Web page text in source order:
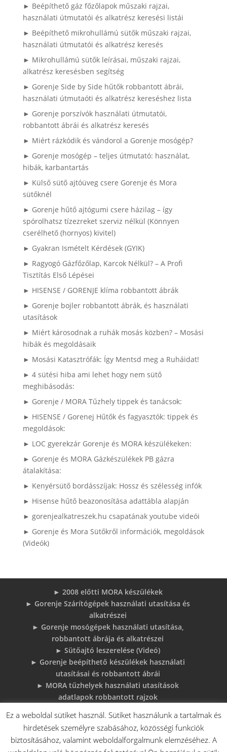
► Beépíthető gáz főzőlapok műszaki rajzai,
használati útmutatói és alkatrész keresési listái
► Beépíthető mikrohullámú sütők műszaki rajzai,
használati útmutatói és alkatrész keresés
► Mikrohullámú sütők leírásai, műszaki rajzai,
alkatrész keresésben segítség
► Gorenje Side by Side hűtők robbantott ábrái,
használati útmutaóti és alkatrész kereséshez lista
► Gorenje porszívók használati útmutatói,
robbantott ábrái és alkatrész keresés
► Miért rázkódik és vándorol a Gorenje mosógép?
► Gorenje mosógép – teljes útmutató: használat,
hibák, karbantartás
► Külső sütő ajtóüveg csere Gorenje és Mora
sütőknél
► Gorenje hűtő ajtógumi csere házilag – így
spórolhatsz tízezreket szerviz nélkül (Könnyen
cserélhető (hornyos) kivitel)
► Gyakran Ismételt Kérdések (GYIK)
► Ragyogó Gázfőzőlap, Karcok Nélkül? – A Profi
Tisztítás Első Lépései
► HISENSE / GORENJE klíma robbantott ábrák
► Gorenje bojler robbantott ábrák, és használati
utasítások
► Miért károsodnak a ruhák mosás közben? – Mosási
hibák és megoldásaik
► Mosási Katasztrófák: Így Mentsd meg a Ruháidat!
► 4 sütési hiba ami lehet hogy nem sütő
meghibásodás:
► Gorenje / MORA Tűzhely tippek és tanácsok:
► HISENSE / Gorenej Hűtők és fagyasztók: tippek és
megoldások:
► LOC gyerekzár Gorenje és MORA készülékeken:
► Gorenje és MORA Gázkészülékek PB gázra
átalakítása:
► Kenyérsütő bordásszíjak: Hossz és szélesség infók
► Hisense hűtő beazonosítása adattábla alapján
► gorenjealkatreszek.hu csapatának youtube videói
► Gorenje és Mora Sütőkről információk, megoldások
(Videók)
► 2008 előtti MORA készülékek
► Gorenje Szárítógépek használati utasítása és
alkatrészei
► Gorenje mosógépek használati utasítása,
robbantott ábrája és alkatrészei
► Sütőajtó leszerelése (Videó)
► Gorenje beépíthető készülékek használati
utasításai és robbantott ábrái
► MORA tűzhelyek használati utasítások
adatlapok robbantott rajzok
megoldások
► 6 gyakori sütő hiba, és megoldások
♦Gorenje Háztartásigépek adattábláiról:
Ez a weboldal sütiket használ. Sütiket használunk a tartalmak és
hirdetések személyre szabásához, közösségi funkciók
biztosításához, valamint weboldalforgalmunk elemzéséhez. A